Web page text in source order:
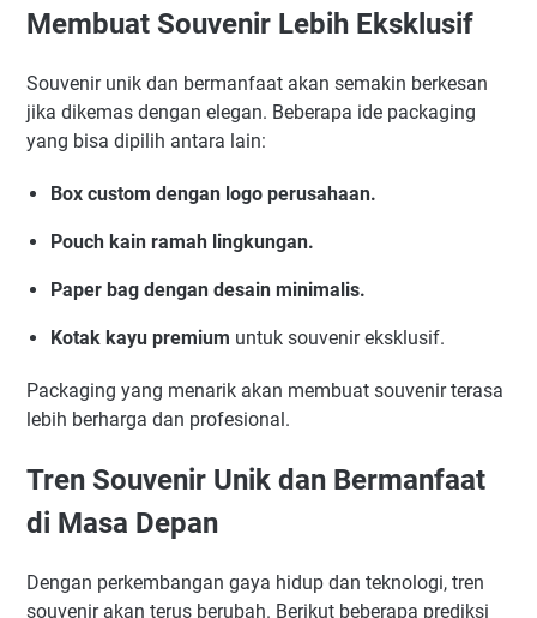
Membuat Souvenir Lebih Eksklusif
Souvenir unik dan bermanfaat akan semakin berkesan
jika dikemas dengan elegan. Beberapa ide packaging
yang bisa dipilih antara lain:
Box custom dengan logo perusahaan.
Pouch kain ramah lingkungan.
Paper bag dengan desain minimalis.
Kotak kayu premium untuk souvenir eksklusif.
Packaging yang menarik akan membuat souvenir terasa
lebih berharga dan profesional.
Tren Souvenir Unik dan Bermanfaat
di Masa Depan
Dengan perkembangan gaya hidup dan teknologi, tren
souvenir akan terus berubah. Berikut beberapa prediksi